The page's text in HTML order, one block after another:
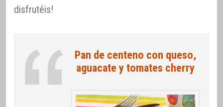
disfrutéis!
Pan de centeno con queso,
aguacate y tomates cherry